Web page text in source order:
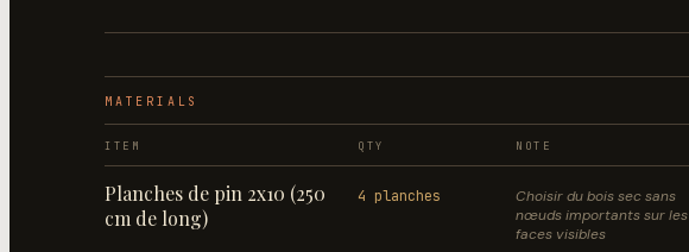
MATERIALS
ITEM QTY NOTE
Planches de pin 2x10 (250
cm de long)
4 planches
Choisir du bois sec sans
nœuds importants sur les
faces visibles